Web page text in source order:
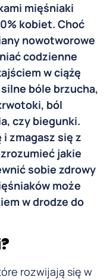
mięśniaki
kobiet. Choć
nowotworowe
codzienne
w ciążę
bóle brzucha,
ból
czy biegunki.
zmagasz się z
jakie
sobie zdrowy
może
w drodze do
rozwijają się w